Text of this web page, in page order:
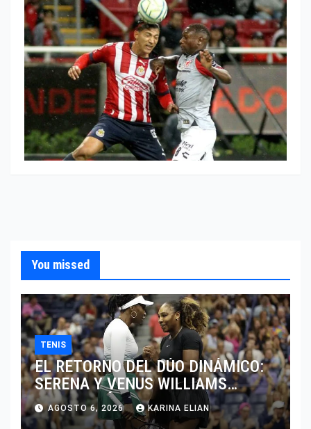
You missed
TENIS
EL RETORNO DEL DÚO DINÁMICO:
SERENA Y VENUS WILLIAMS
DISPUTARÁN LOS DOBLES EN
CINCINNATI 2026
AGOSTO 6, 2026 KARINA ELIAN